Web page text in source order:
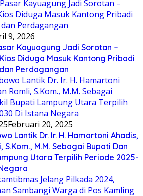
9, 2026
Kayuagung Jadi Sorotan –
Diduga Masuk Kantong Pribadi
Perdagangan
Februari 20, 2025
Lantik Dr. Ir. H. Hamartoni Ahadis,
S.Kom., M.M. Sebagai Bupati Dan
Utara Terpilih Periode 2025-